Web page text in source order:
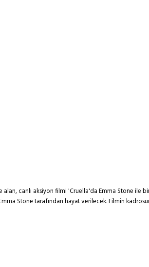
canlı aksiyon filmi 'Cruella'da Emma Stone ile
Stone tarafından hayat verilecek. Filmin